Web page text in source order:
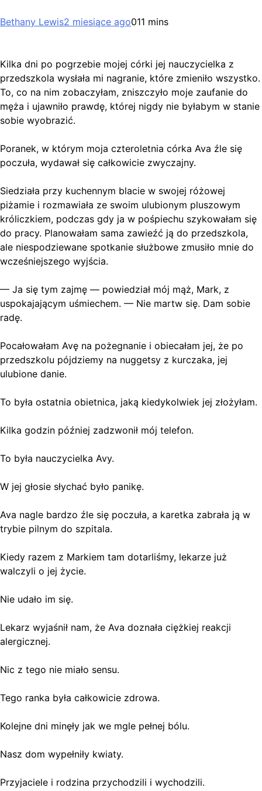
Bethany Lewis2 miesiące ago011 mins
Kilka dni po pogrzebie mojej córki jej nauczycielka z
przedszkola wysłała mi nagranie, które zmieniło wszystko.
To, co na nim zobaczyłam, zniszczyło moje zaufanie do
męża i ujawniło prawdę, której nigdy nie byłabym w stanie
sobie wyobrazić.
Poranek, w którym moja czteroletnia córka Ava źle się
poczuła, wydawał się całkowicie zwyczajny.
Siedziała przy kuchennym blacie w swojej różowej
piżamie i rozmawiała ze swoim ulubionym pluszowym
króliczkiem, podczas gdy ja w pośpiechu szykowałam się
do pracy. Planowałam sama zawieźć ją do przedszkola,
ale niespodziewane spotkanie służbowe zmusiło mnie do
wcześniejszego wyjścia.
— Ja się tym zajmę — powiedział mój mąż, Mark, z
uspokajającym uśmiechem. — Nie martw się. Dam sobie
radę.
Pocałowałam Avę na pożegnanie i obiecałam jej, że po
przedszkolu pójdziemy na nuggetsy z kurczaka, jej
ulubione danie.
To była ostatnia obietnica, jaką kiedykolwiek jej złożyłam.
Kilka godzin później zadzwonił mój telefon.
To była nauczycielka Avy.
W jej głosie słychać było panikę.
Ava nagle bardzo źle się poczuła, a karetka zabrała ją w
trybie pilnym do szpitala.
Kiedy razem z Markiem tam dotarliśmy, lekarze już
walczyli o jej życie.
Nie udało im się.
Lekarz wyjaśnił nam, że Ava doznała ciężkiej reakcji
alergicznej.
Nic z tego nie miało sensu.
Tego ranka była całkowicie zdrowa.
Kolejne dni minęły jak we mgle pełnej bólu.
Nasz dom wypełniły kwiaty.
Przyjaciele i rodzina przychodzili i wychodzili.